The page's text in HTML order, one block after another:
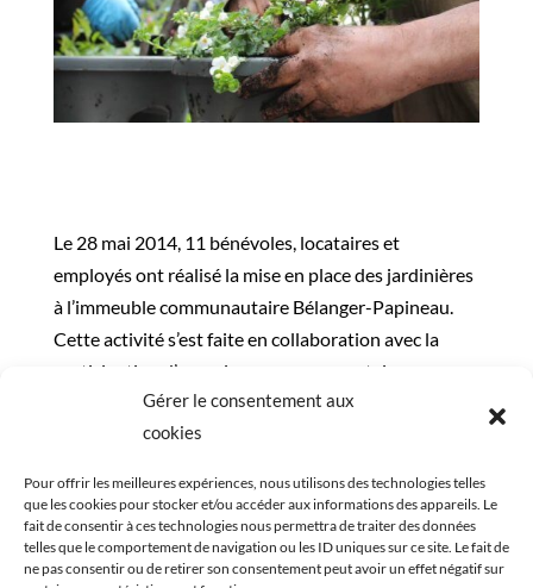
Gérer le consentement aux
cookies
Pour offrir les meilleures expériences, nous utilisons des technologies telles
que les cookies pour stocker et/ou accéder aux informations des appareils. Le
fait de consentir à ces technologies nous permettra de traiter des données
telles que le comportement de navigation ou les ID uniques sur ce site. Le fait de
ne pas consentir ou de retirer son consentement peut avoir un effet négatif sur
Le 28 mai 2014, 11 bénévoles, locataires et
employés ont réalisé la mise en place des jardinières
à l’immeuble communautaire Bélanger-Papineau.
Cette activité s’est faite en collaboration avec la
participation d’organismes communautaires
oeuvrant au sein de l’immeuble de 140 logements,
La Maison l’Échelon et Le Parcours. L’amélioration
au soutien de l’organisme la SHAPEM, gestionnaire
de l’immeuble et de la SHDM, propriétaire de
l’immeuble. Malgré une température nuageuse,